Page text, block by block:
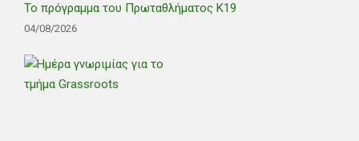
Το πρόγραμμα του Πρωταθλήματος Κ19
04/08/2026